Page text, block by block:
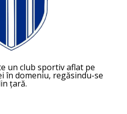
un club sportiv aflat pe
în domeniu, regăsindu-se
țară.